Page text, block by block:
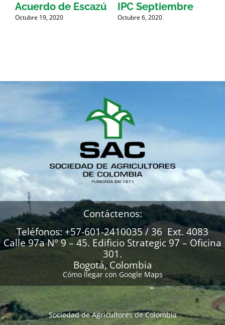
Acuerdo de Escazú
Octubre 19, 2020
IPC Septiembre
Octubre 6, 2020
Contáctenos:
Teléfonos: +57-601-2410035 / 36 Ext. 4083
Calle 97a N° 9 – 45. Edificio Strategic 97 – Oficina
301.
Bogotá, Colombia
Cómo llegar con Google Maps
Sociedad de Agricultores de Colombia